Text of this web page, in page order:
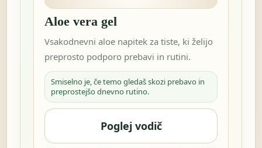
Aloe vera gel
Vsakodnevni aloe napitek za tiste, ki želijo
preprosto podporo prebavi in rutini.
Smiselno je, če temo gledaš skozi prebavo in
preprostejšo dnevno rutino.
Poglej vodič